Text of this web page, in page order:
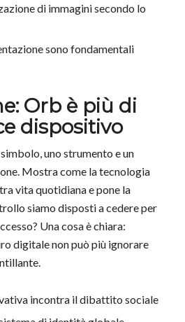
di immagini secondo lo
sono fondamentali
Orb è più di
dispositivo
uno strumento e un
Mostra come la tecnologia
vita quotidiana e pone la
siamo disposti a cedere per
Una cosa è chiara:
digitale non può più ignorare
incontra il dibattito sociale